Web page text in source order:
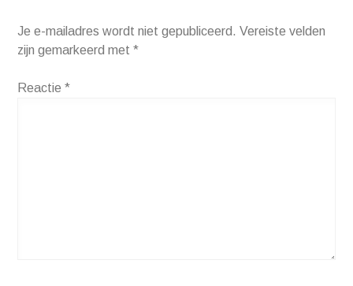
Je e-mailadres wordt niet gepubliceerd. Vereiste velden
zijn gemarkeerd met*
Reactie*